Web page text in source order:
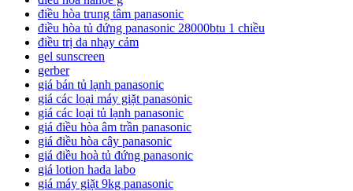
điều hòa trung tâm panasonic
điều hòa tủ đứng panasonic 28000btu 1 chiều
điều trị da nhạy cảm
gel sunscreen
gerber
giá bán tủ lạnh panasonic
giá các loại máy giặt panasonic
giá các loại tủ lạnh panasonic
giá điều hòa âm trần panasonic
giá điều hòa cây panasonic
giá điều hoà tủ đứng panasonic
giá lotion hada labo
giá máy giặt 9kg panasonic